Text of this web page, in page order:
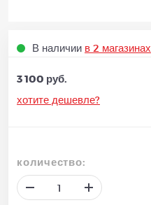
В наличии в 2 магазинах
3 100 руб.
хотите дешевле?
количество: